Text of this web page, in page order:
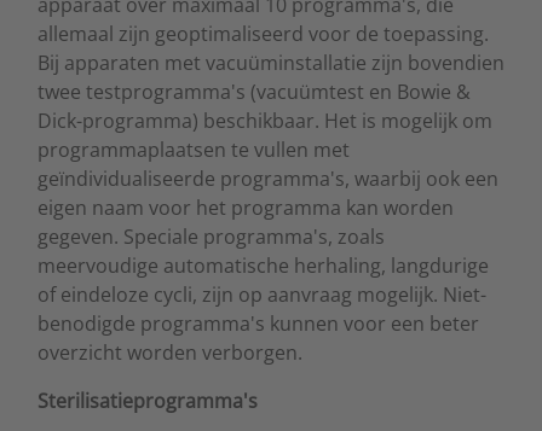
allemaal zijn geoptimaliseerd voor de toepassing.
Bij apparaten met vacuüminstallatie zijn bovendien
twee testprogramma's (vacuümtest en Bowie &
Dick-programma) beschikbaar. Het is mogelijk om
programmaplaatsen te vullen met
geïndividualiseerde programma's, waarbij ook een
eigen naam voor het programma kan worden
gegeven. Speciale programma's, zoals
meervoudige automatische herhaling, langdurige
of eindeloze cycli, zijn op aanvraag mogelijk. Niet-
benodigde programma's kunnen voor een beter
overzicht worden verborgen.
Sterilisatieprogramma's